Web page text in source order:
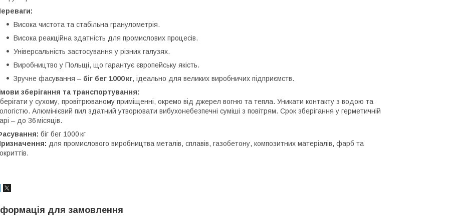
Висока чистота та стабільна гранулометрія.
Висока реакційна здатність для промислових процесів.
Універсальність застосування у різних галузях.
Виробництво у Польщі, що гарантує європейську якість.
Зручне фасування – біг бег 1000 кг, ідеально для великих виробничих підприємств.
зберігання та транспортування:
у сухому, провітрюваному приміщенні, окремо від джерел вогню та тепла. Уникати контакту з водою та
Алюмінієвий пил здатний утворювати вибухонебезпечні суміші з повітрям. Срок зберігання у герметичній
– до 36 місяців.
біг бег 1000 кг
для промислового виробництва металів, сплавів, газобетону, композитних матеріалів, фарб та
для замовлення